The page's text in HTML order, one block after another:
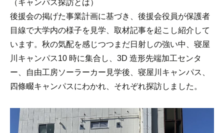
（キャンパス探訪とは）
後援会の掲げた事業計画に基づき、後援会役員が保護者
目線で大学内の様子を見学、取材記事を起こし紹介して
います。秋の気配を感じつつまだ日射しの強い中、寝屋
川キャンパス10 時に集合し、3D 造形先端加工センタ
ー、自由工房ソーラーカー見学後、寝屋川キャンパス、
四條畷キャンパスにわかれ、それぞれ探訪しました。